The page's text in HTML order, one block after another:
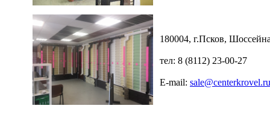
180004, г.Псков,
тел: 8 (8112) 23-00-27
E-mail: sale@centerkrovel.ru